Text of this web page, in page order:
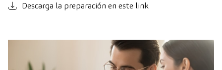
Descarga la preparación en este link